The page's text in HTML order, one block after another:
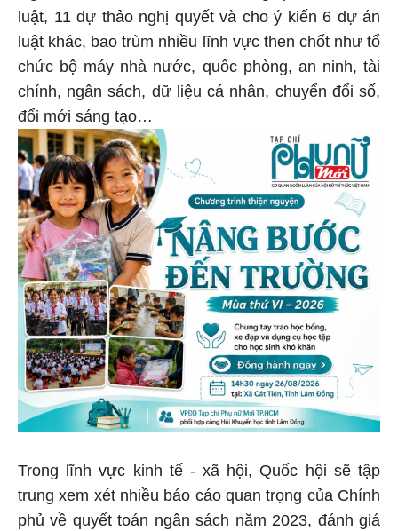
luật, 11 dự thảo nghị quyết và cho ý kiến 6 dự án
luật khác, bao trùm nhiều lĩnh vực then chốt như tổ
chức bộ máy nhà nước, quốc phòng, an ninh, tài
chính, ngân sách, dữ liệu cá nhân, chuyển đổi số,
đổi mới sáng tạo…
Trong lĩnh vực kinh tế - xã hội, Quốc hội sẽ tập
trung xem xét nhiều báo cáo quan trọng của Chính
phủ về quyết toán ngân sách năm 2023, đánh giá